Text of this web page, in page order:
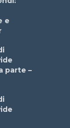
e
parte –